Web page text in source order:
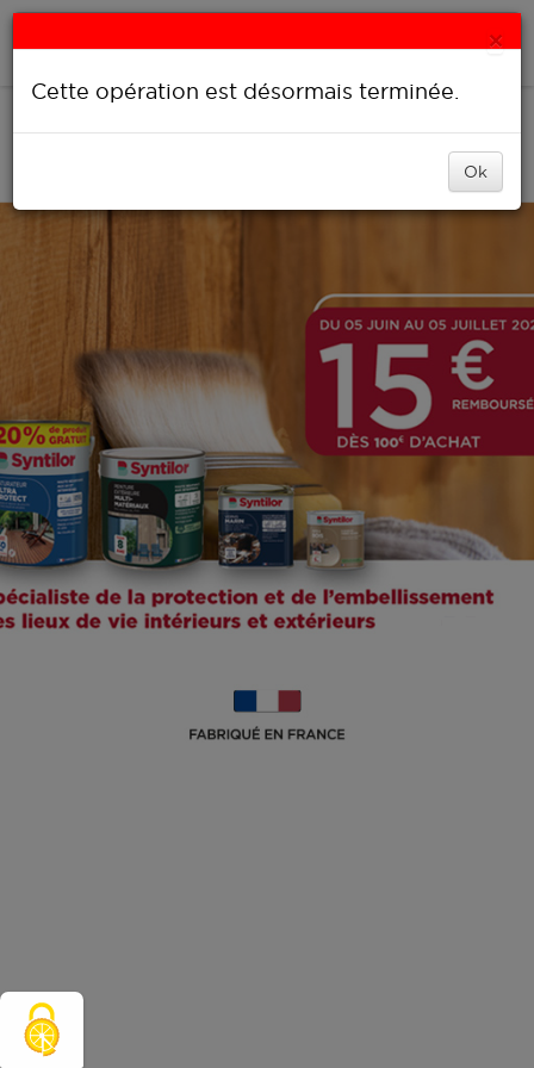
Accueil
×
Cette opération est désormais terminée.
Ok
Cookies management panel